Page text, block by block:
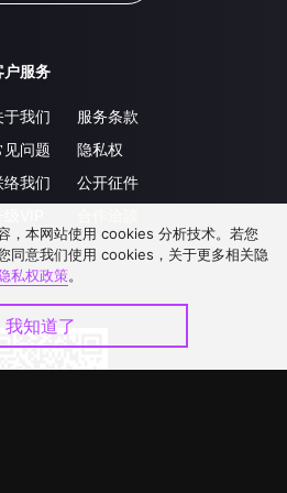
户服务
于我们
见问题
络我们
服务条款
隐私权
公开征件
，本网站使用 cookies 分析技术。若您
同意我们使用 cookies，关于更多相关隐
私权政策。
我知道了